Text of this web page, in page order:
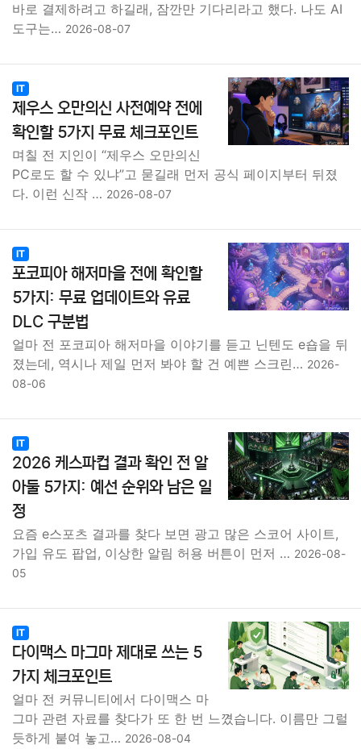
바로 결제하려고 하길래, 잠깐만 기다리라고 했다. 나도 AI
도구는… 2026-08-07
IT
제우스 오만의신 사전예약 전에
확인할 5가지 무료 체크포인트
며칠 전 지인이 “제우스 오만의신
PC로도 할 수 있냐”고 묻길래 먼저 공식 페이지부터 뒤졌
다. 이런 신작 … 2026-08-07
IT
포코피아 해저마을 전에 확인할
5가지: 무료 업데이트와 유료
DLC 구분법
얼마 전 포코피아 해저마을 이야기를 듣고 닌텐도 e숍을 뒤
졌는데, 역시나 제일 먼저 봐야 할 건 예쁜 스크린… 2026-
08-06
IT
2026 케스파컵 결과 확인 전 알
아둘 5가지: 예선 순위와 남은 일
정
요즘 e스포츠 결과를 찾다 보면 광고 많은 스코어 사이트,
가입 유도 팝업, 이상한 알림 허용 버튼이 먼저 … 2026-08-
05
IT
다이맥스 마그마 제대로 쓰는 5
가지 체크포인트
얼마 전 커뮤니티에서 다이맥스 마
그마 관련 자료를 찾다가 또 한 번 느꼈습니다. 이름만 그럴
듯하게 붙여 놓고… 2026-08-04